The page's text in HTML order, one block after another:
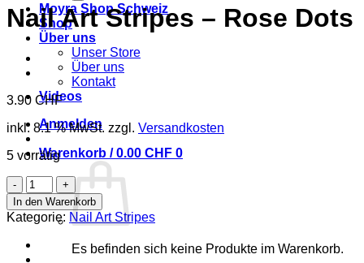
Moyra Shop Schweiz
Shop
Über uns
Unser Store
Über uns
Kontakt
Videos
Anmelden
Warenkorb /0.00 CHF 0
Es befinden sich keine Produkte im Warenkorb.
Nail Art Stripes – Rose Dots
3.90 CHF
inkl. 8.1 % MwSt. zzgl. Versandkosten
5 vorrätig
Nail
Art
Stripes
-
Rose
Dots
In den Warenkorb
Kategorie: Nail Art Stripes